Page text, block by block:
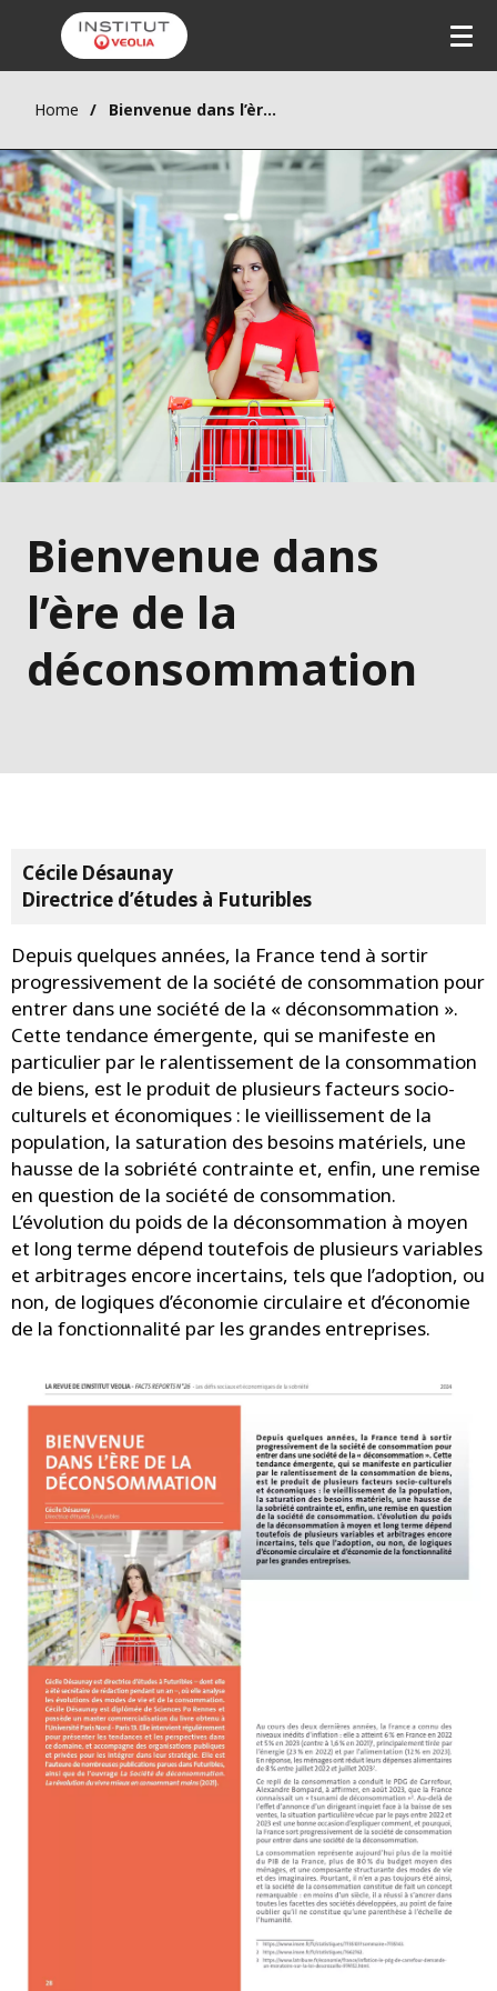
Home Bienvenue dans l’ère de la déconsommation
Bienvenue dans
l’ère de la
déconsommation
Cécile Désaunay
Directrice d’études à Futuribles
Depuis quelques années, la France tend à sortir
progressivement de la société de consommation pour
entrer dans une société de la « déconsommation ».
Cette tendance émergente, qui se manifeste en
particulier par le ralentissement de la consommation
de biens, est le produit de plusieurs facteurs socio-
culturels et économiques : le vieillissement de la
population, la saturation des besoins matériels, une
hausse de la sobriété contrainte et, enfin, une remise
en question de la société de consommation.
L’évolution du poids de la déconsommation à moyen
et long terme dépend toutefois de plusieurs variables
et arbitrages encore incertains, tels que l’adoption, ou
non, de logiques d’économie circulaire et d’économie
de la fonctionnalité par les grandes entreprises.